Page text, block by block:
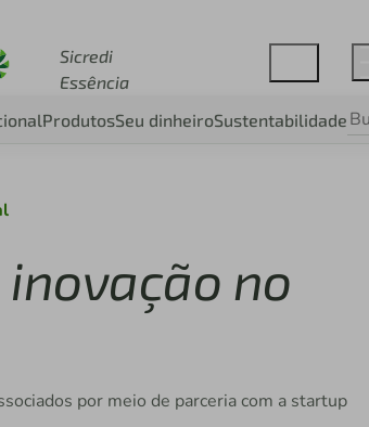
Sicredi
Essência
ProdutosSeu dinheiroSustentabilidade
no
por meio de parceria com a startup